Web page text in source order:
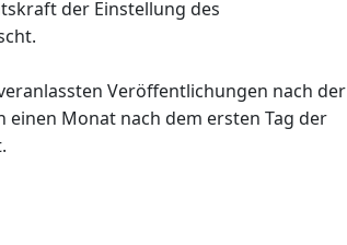
der Einstellung des
Veröffentlichungen nach der
Monat nach dem ersten Tag der